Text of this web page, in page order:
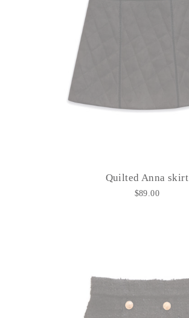
Quilted Anna skirt
$89.00